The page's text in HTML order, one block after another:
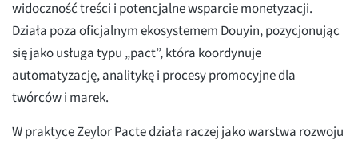
widoczność treści i potencjalne wsparcie monetyzacji.
Działa poza oficjalnym ekosystemem Douyin, pozycjonując
się jako usługa typu „pact”, która koordynuje
automatyzację, analitykę i procesy promocyjne dla
twórców i marek.
W praktyce Zeylor Pacte działa raczej jako warstwa rozwoju